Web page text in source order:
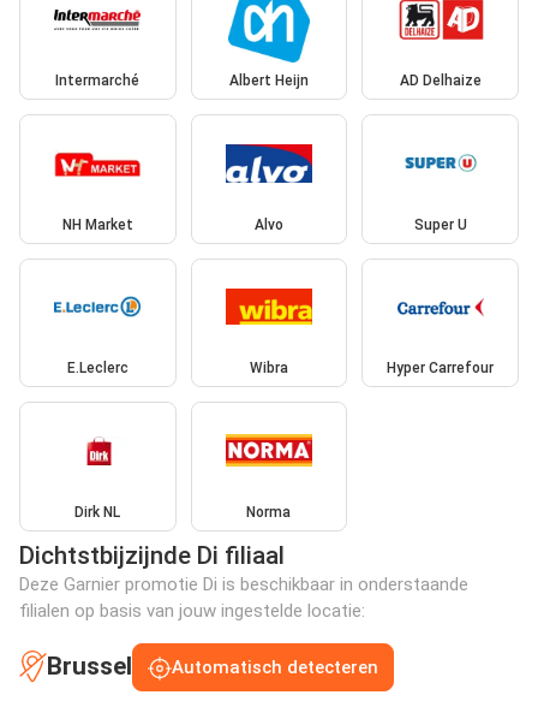
Intermarché Albert Heijn AD Delhaize
NH Market Alvo Super U
E.Leclerc Wibra Hyper Carrefour
Dirk NL Norma
Dichtstbijzijnde Di filiaal
Deze Garnier promotie Di is beschikbaar in onderstaande
filialen op basis van jouw ingestelde locatie:
Brussel Automatisch detecteren